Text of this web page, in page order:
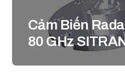
Cảm Biến
80 GHz